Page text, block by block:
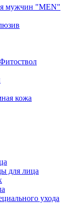
мужчин "MEN"
кожа
для лица
ухода